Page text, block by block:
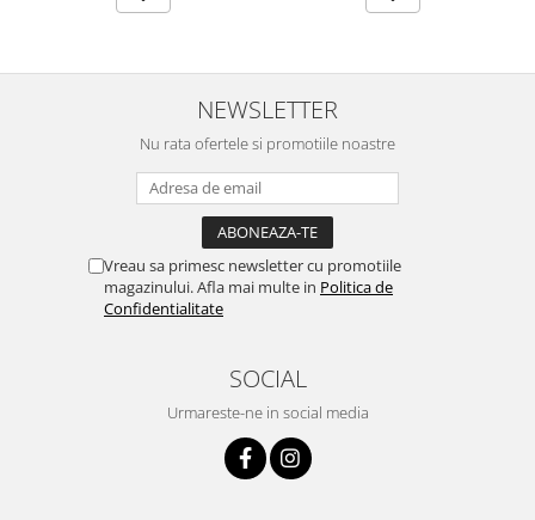
NEWSLETTER
Nu rata ofertele si promotiile noastre
Vreau sa primesc newsletter cu promotiile
magazinului. Afla mai multe in Politica de
Confidentialitate
SOCIAL
Urmareste-ne in social media